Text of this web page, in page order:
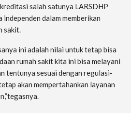
salah satunya LARSDHP
independen dalam memberikan
sakit.
ini adalah nilai untuk tetap bisa
rumah sakit kita ini bisa melayani
tentunya sesuai dengan regulasi-
akan mempertahankan layanan